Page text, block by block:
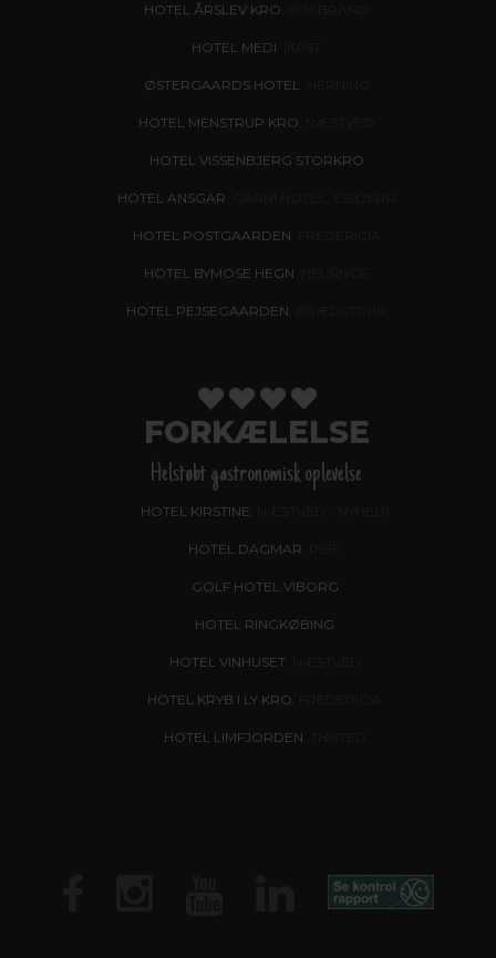
HOTEL ÅRSLEV KRO
HOTEL MEDI
ØSTERGAARDS HOTEL, HERNING
HOTEL MENSTRUP KRO
HOTEL VISSENBJERG STORKRO
HOTEL ANSGAR
HOTEL POSTGAARDEN
HOTEL BYMOSE HEGN
HOTEL PEJSEGAARDEN
FORKÆLELSE
Helstøbt gastronomisk oplevelse
HOTEL KIRSTINE
HOTEL DAGMAR
GOLF HOTEL VIBORG
HOTEL RINGKØBING
HOTEL VINHUSET, NÆSTVED
HOTEL KRYB I LY KRO
HOTEL LIMFJORDEN